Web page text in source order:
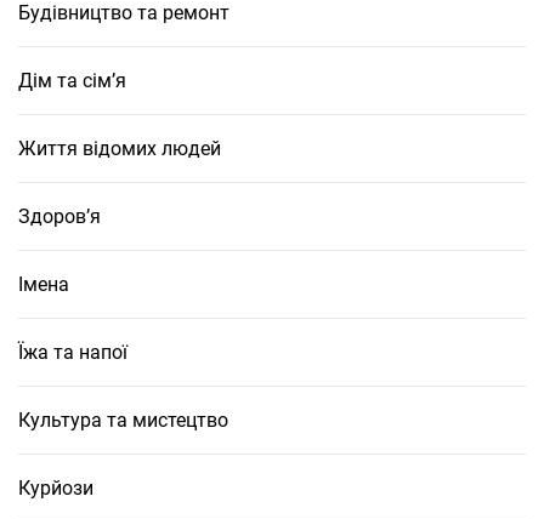
Будівництво та ремонт
Дім та сім’я
Життя відомих людей
Здоров’я
Імена
Їжа та напої
Культура та мистецтво
Курйози